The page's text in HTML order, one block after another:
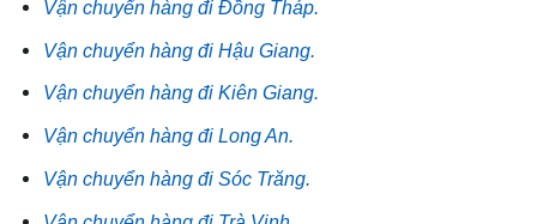
Vận chuyển hàng đi Đồng Tháp.
Vận chuyển hàng đi Hậu Giang.
Vận chuyển hàng đi Kiên Giang.
Vận chuyển hàng đi Long An.
Vận chuyển hàng đi Sóc Trăng.